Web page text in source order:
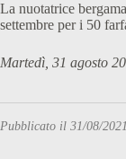
La nuotatrice
settembre per i 50
Martedì, 31 agosto
Pubblicato il 31/08/2021